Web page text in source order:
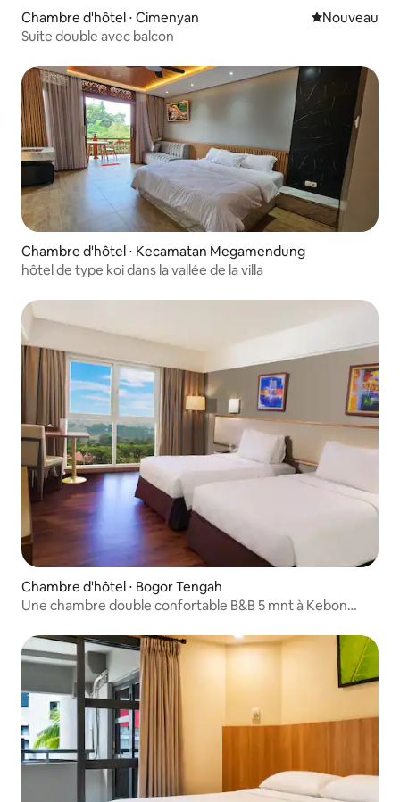
Chambre d'hôtel ⋅ Cimenyan Nouvel
Nouveau
Suite double avec balcon
Chambre d'hôtel ⋅ Kecamatan Megamendung
hôtel de type koi dans la vallée de la villa
Chambre d'hôtel ⋅ Bogor Tengah
Une chambre double confortable B&B 5 mnt à Kebon